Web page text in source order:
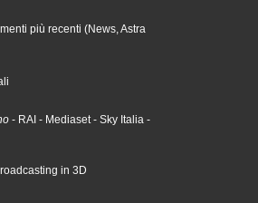
più recenti (News, Astra
- RAI - Mediaset - Sky Italia -
in 3D